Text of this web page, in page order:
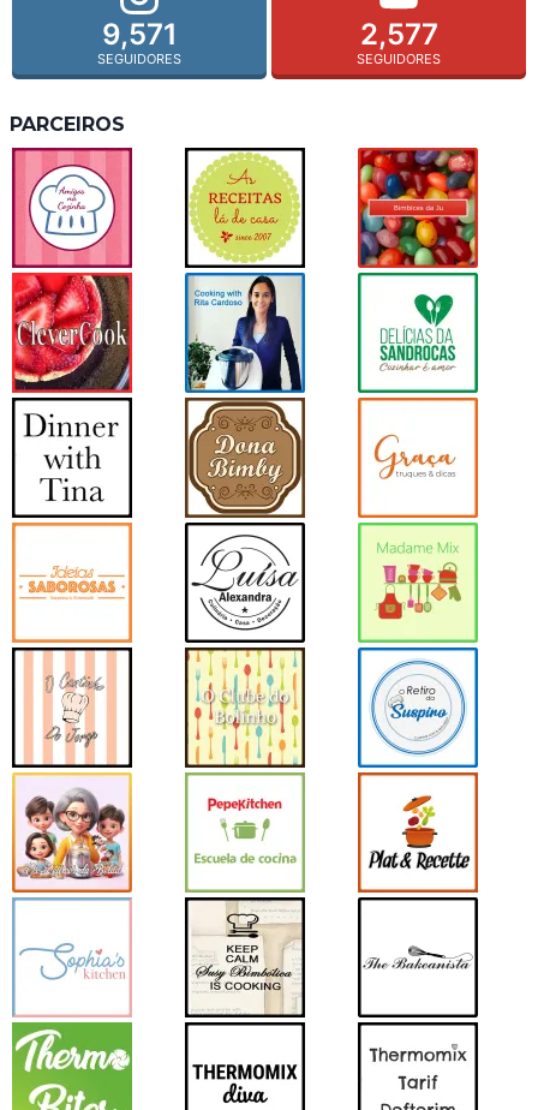
9,571
SEGUIDORES
2,577
SEGUIDORES
PARCEIROS